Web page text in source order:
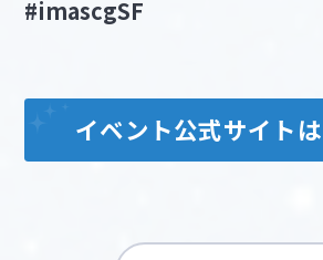
#imascgSF
イベント公式サイト